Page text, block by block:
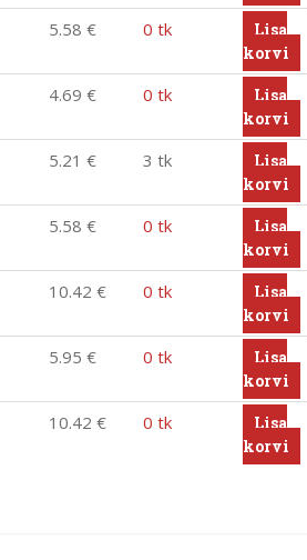
5.58 € 0 tk
Lisa
korvi
4.69 € 0 tk
Lisa
korvi
5.21 € 3 tk
Lisa
korvi
5.58 € 0 tk
Lisa
korvi
10.42 € 0 tk
Lisa
korvi
5.95 € 0 tk
Lisa
korvi
10.42 € 0 tk
Lisa
korvi